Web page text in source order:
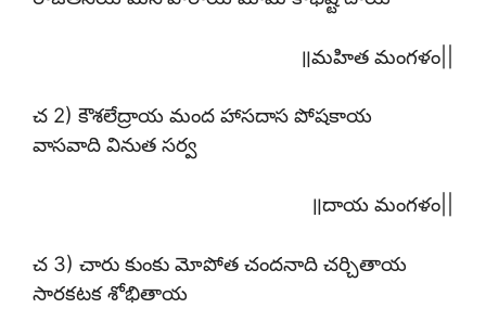
॥మహిత మంగళం||
చ 2) కౌశలేద్రాయ మంద హాసదాస పోషకాయ
వాసవాది వినుత సర్వ
॥దాయ మంగళం||
చ 3) చారు కుంకు మోపోత చందనాది చర్చితాయ
సారకటక శోభితాయ